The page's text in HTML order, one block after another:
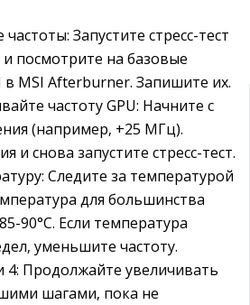
Запустите стресс-тест
посмотрите на базовые
в MSI Afterburner. Запишите их.
частоту GPU: Начните с
(например‚ +25 МГц).
и снова запустите стресс-тест.
Следите за температурой
для большинства
90°C. Если температура
уменьшите частоту.
4: Продолжайте увеличивать
шагами‚ пока не